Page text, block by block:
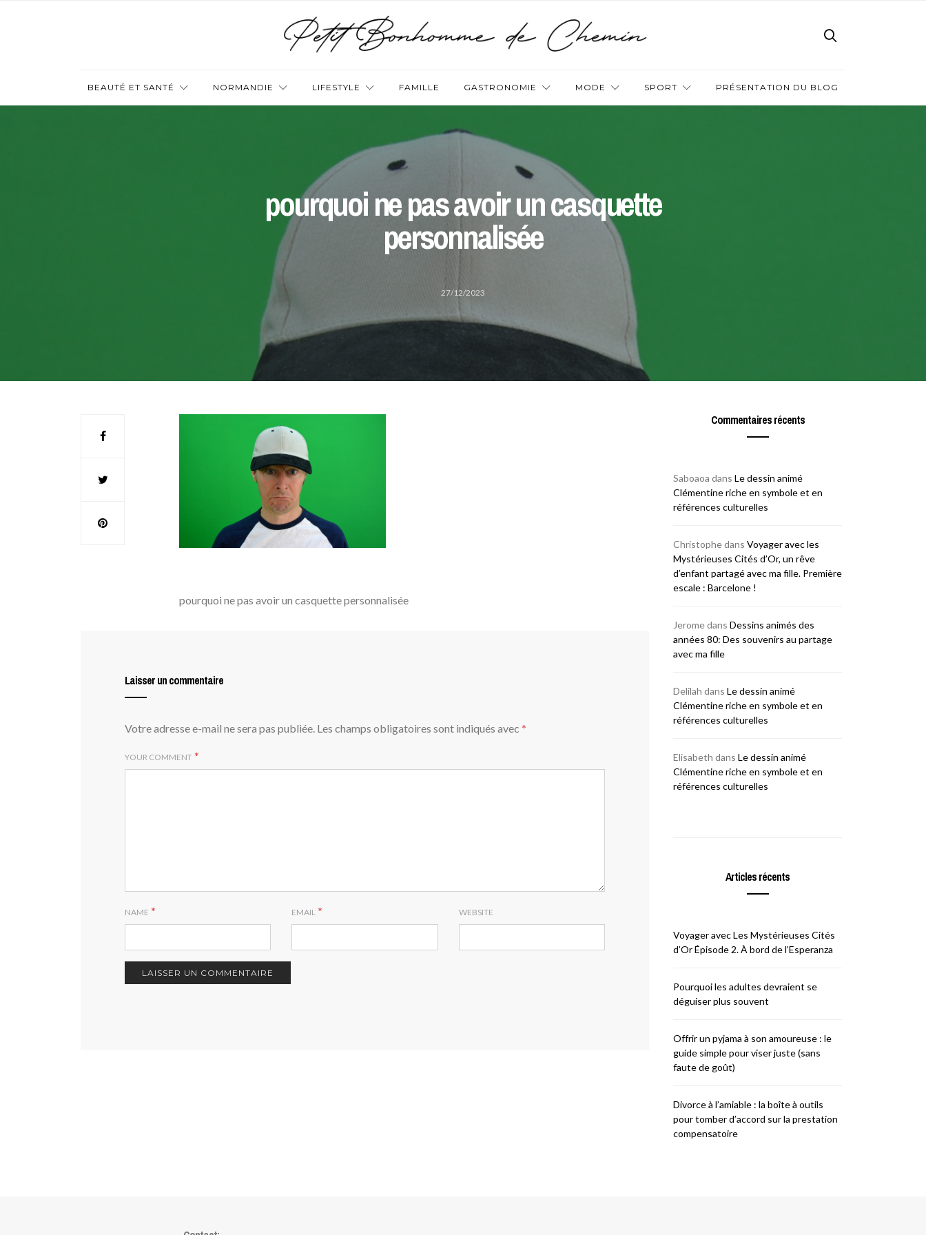
BEAUTÉ ET SANTÉ NORMANDIE LIFESTYLE FAMILLE GASTRONOMIE MODE SPORT PRÉSENTATION DU BLOG
pourquoi ne pas avoir un casquette
personnalisée
27/12/2023
pourquoi ne pas avoir un casquette personnalisée
Laisser un commentaire
Votre adresse e-mail ne sera pas publiée. Les champs obligatoires sont indiqués avec *
YOUR COMMENT *
NAME * EMAIL * WEBSITE
Commentaires récents
Saboaoa dans Le dessin animé
Clémentine riche en symbole et en
références culturelles
Christophedans Voyager avec les
Mystérieuses Cités d’Or, un rêve
d’enfant partagé avec ma fille. Première
escale : Barcelone !
Jeromedans Dessins animés des
années 80: Des souvenirs au partage
avec ma fille
Delilah dans Le dessin animé
Clémentine riche en symbole et en
références culturelles
Elisabeth dans Le dessin animé
Clémentine riche en symbole et en
références culturelles
Articles récents
Voyager avec Les Mystérieuses Cités
d’Or Épisode 2. À bord de l’Esperanza
Pourquoi les adultes devraient se
déguiser plus souvent
Offrir un pyjama à son amoureuse : le
guide simple pour viser juste (sans
faute de goût)
Divorce à l’amiable : la boîte à outils
pour tomber d’accord sur la prestation
compensatoire